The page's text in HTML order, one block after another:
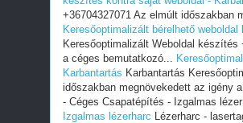
+36704327071 Az elmúlt időszakban
Keresőoptimalizált bérelhető
Keresőoptimalizált Weboldal
a céges bemutatkozó...
Karbantartás Karbantartás
időszakban megnövekedett az igény
- Céges Csapatépítés - Izgalmas
Izgalmas lézerharc Lézerharc -